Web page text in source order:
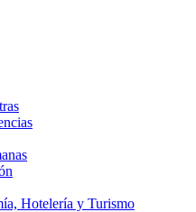
Hotelería y Turismo